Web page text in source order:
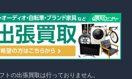
トの出張買取は行っておりません。